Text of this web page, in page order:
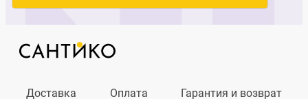
Доставка Оплата Гарантия и возврат